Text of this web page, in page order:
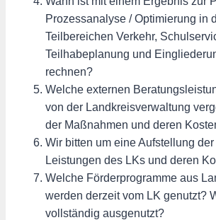
Prozessanalyse / Optimierung in
Teilbereichen Verkehr,
Teilhabeplanung und
rechnen?
Welche externen
von der Landkreisverwaltung
der Maßnahmen und deren
Wir bitten um eine Aufstellung
Leistungen des LKs und deren
Welche Förderprogramme aus
werden derzeit vom LK genutzt?
vollständig ausgenutzt?